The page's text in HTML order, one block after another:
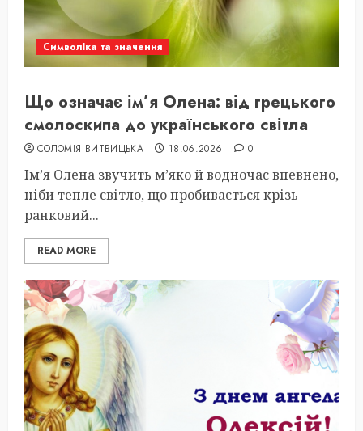
Символіка та значення
Що означає ім’я Олена: від грецького
смолоскипа до українського світла
СОЛОМІЯ ВИТВИЦЬКА 18.06.2026 0
Ім’я Олена звучить м’яко й водночас впевнено,
ніби тепле світло, що пробивається крізь
ранковий...
READ MORE